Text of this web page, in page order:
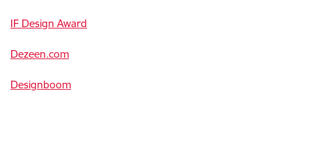
IF Design Award
Dezeen.com
Designboom